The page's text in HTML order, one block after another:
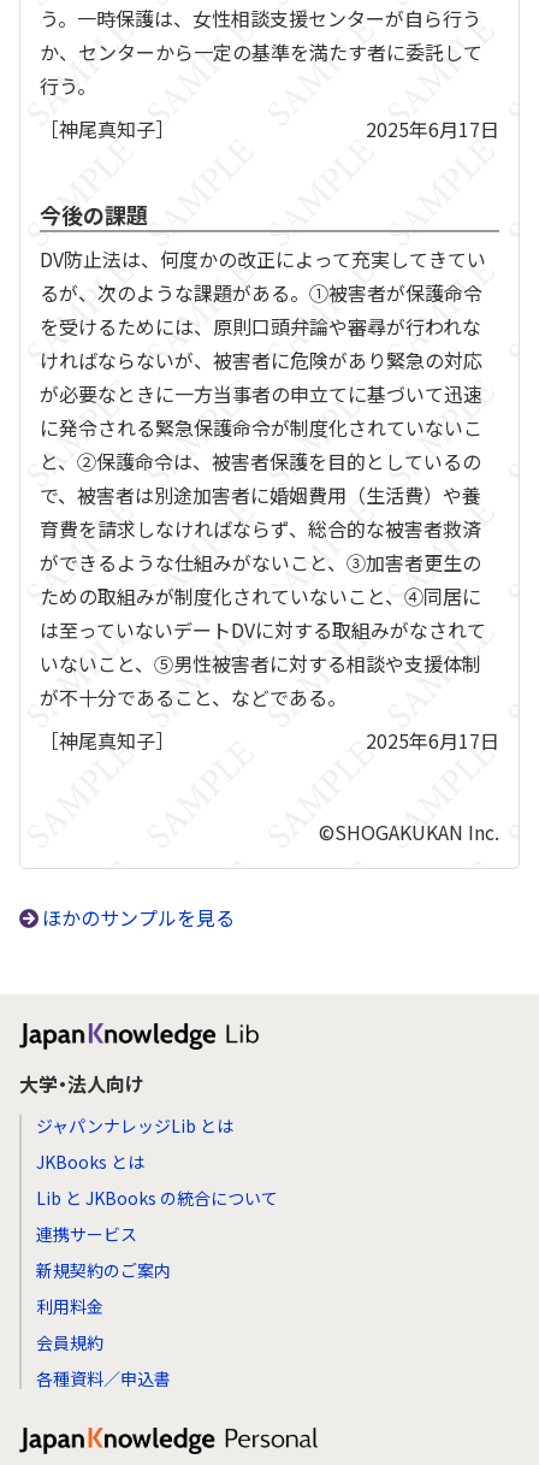
う。一時保護は、女性相談支援センターが自ら行う
か、センターから一定の基準を満たす者に委託して
行う。
［神尾真知子］
2025年6月17日
今後の課題
DV防止法は、何度かの改正によって充実してきてい
るが、次のような課題がある。①被害者が保護命令
を受けるためには、原則口頭弁論や審尋が行われな
ければならないが、被害者に危険があり緊急の対応
が必要なときに一方当事者の申立てに基づいて迅速
に発令される緊急保護命令が制度化されていないこ
と、②保護命令は、被害者保護を目的としているの
で、被害者は別途加害者に婚姻費用（生活費）や養
育費を請求しなければならず、総合的な被害者救済
ができるような仕組みがないこと、③加害者更生の
ための取組みが制度化されていないこと、④同居に
は至っていないデートDVに対する取組みがなされて
いないこと、⑤男性被害者に対する相談や支援体制
が不十分であること、などである。
［神尾真知子］
2025年6月17日
©SHOGAKUKAN Inc.
ほかのサンプルを見る
大学・法人向け
ジャパンナレッジLib とは
JKBooks とは
Lib と JKBooks の統合について
連携サービス
新規契約のご案内
利用料金
会員規約
各種資料／申込書